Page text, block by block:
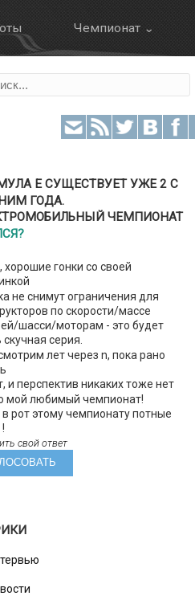
Чемпионат ⌄
Календарь
Результаты
Зачет пилотов
Болид
Е СУЩЕСТВУЕТ УЖЕ 2 С
ГОДА.
ЧЕМПИОНАТ
гонки со своей
не снимут ограничения для
по скорости/массе
шасси/моторам - это будет
серия.
лет через n, пока рано
и перспектив никаких тоже нет
мой любимый чемпионат!
рот этому чемпионату потные
свой ответ